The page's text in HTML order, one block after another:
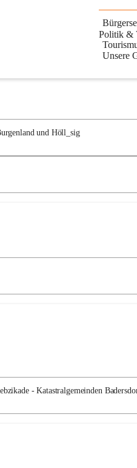
Politik &
Unsere
und Höll_sig
- Katastralgemeinden